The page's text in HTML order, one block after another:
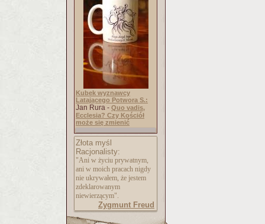
Kubek wyznawcy
Latającego Potwora S.:
Jan Rura - Quo vadis,
Ecclesia? Czy Kościół
może się zmienić
Złota myśl
Racjonalisty:
"Ani w życiu prywatnym,
ani w moich pracach nigdy
nie ukrywałem, że jestem
zdeklarowanym
niewierzącym".
Zygmunt Freud